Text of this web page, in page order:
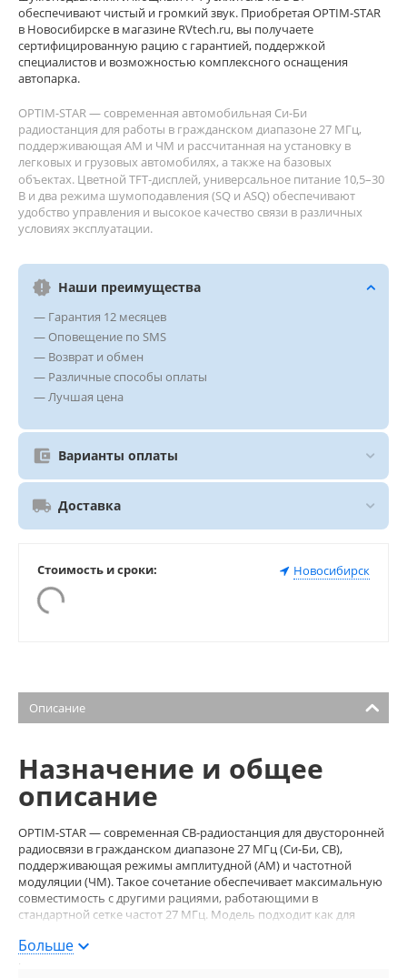
обеспечивают чистый и громкий звук. Приобретая OPTIM-STAR
в Новосибирске в магазине RVtech.ru, вы получаете
сертифицированную рацию с гарантией, поддержкой
специалистов и возможностью комплексного оснащения
автопарка.
OPTIM-STAR — современная автомобильная Си-Би
радиостанция для работы в гражданском диапазоне 27 МГц,
поддерживающая АМ и ЧМ и рассчитанная на установку в
легковых и грузовых автомобилях, а также на базовых
объектах. Цветной TFT‑дисплей, универсальное питание 10,5–30
В и два режима шумоподавления (SQ и ASQ) обеспечивают
удобство управления и высокое качество связи в различных
условиях эксплуатации.
Наши преимущества
— Гарантия 12 месяцев
— Оповещение по SMS
— Возврат и обмен
— Различные способы оплаты
— Лучшая цена
Варианты оплаты
Доставка
Стоимость и сроки: Новосибирск
Описание
Назначение и общее
описание
OPTIM-STAR — современная CB‑радиостанция для двусторонней
радиосвязи в гражданском диапазоне 27 МГц (Си-Би, CB),
поддерживающая режимы амплитудной (АМ) и частотной
модуляции (ЧМ). Такое сочетание обеспечивает максимальную
совместимость с другими рациями, работающими в
стандартной сетке частот 27 МГц. Модель подходит как для
базовой станции при наличии соответствующего источника
питания.
Больше